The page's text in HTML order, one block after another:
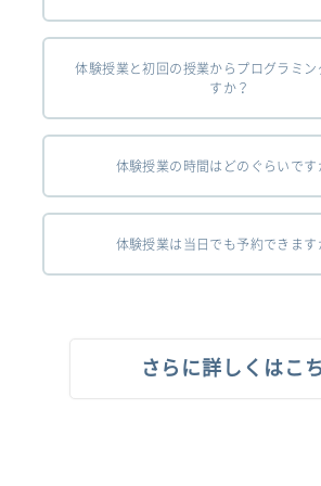
体験授業と初回の授業からプログラミン
すか？
体験授業の時間はどのぐらいです
体験授業は当日でも予約できます
さらに詳しくはこ